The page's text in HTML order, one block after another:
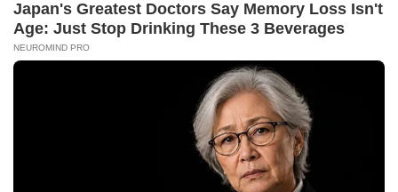
Она поехала к Ольге.
— Предложение в силе? Только я не одна, а
с Васей, — спросила она, стоя на пороге с
чемоданом, переноской и бутылочкой
Ольгиного любимого, сухого.
— Заходите. Я знала, что ты недолго